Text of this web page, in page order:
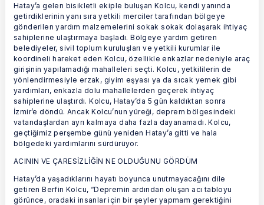
Hatay’a gelen bisikletli ekiple buluşan Kolcu, kendi yanında
getirdiklerinin yanı sıra yetkili merciler tarafından bölgeye
gönderilen yardım malzemelerini sokak sokak dolaşarak ihtiyaç
sahiplerine ulaştırmaya başladı. Bölgeye yardım getiren
belediyeler, sivil toplum kuruluşları ve yetkili kurumlar ile
koordineli hareket eden Kolcu, özellikle enkazlar nedeniyle araç
girişinin yapılamadığı mahalleleri seçti. Kolcu, yetkililerin de
yönlendirmesiyle erzak, giyim eşyası ya da sıcak yemek gibi
yardımları, enkazla dolu mahallelerden geçerek ihtiyaç
sahiplerine ulaştırdı. Kolcu, Hatay’da 5 gün kaldıktan sonra
İzmir’e döndü. Ancak Kolcu’nun yüreği, deprem bölgesindeki
vatandaşlardan ayrı kalmaya daha fazla dayanamadı. Kolcu,
geçtiğimiz perşembe günü yeniden Hatay’a gitti ve hala
bölgedeki yardımlarını sürdürüyor.
ACININ VE ÇARESİZLİĞİN NE OLDUĞUNU GÖRDÜM
Hatay’da yaşadıklarını hayatı boyunca unutmayacağını dile
getiren Berfin Kolcu, “Depremin ardından oluşan acı tabloyu
görünce, oradaki insanlar için bir şeyler yapmam gerektiğini